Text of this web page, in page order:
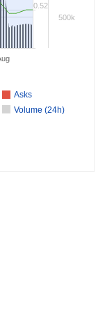
Asks
Volume (24h)
0.52
500k